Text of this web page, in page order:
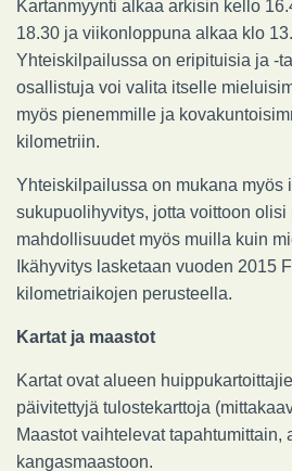
Kartanmyynti alkaa arkisin kello
18.30 ja viikonloppuna alkaa klo
Yhteiskilpailussa on eripituisia ja -
osallistuja voi valita itselle
myös pienemmille ja
kilometriin.
Yhteiskilpailussa on mukana myös
sukupuolihyvitys, jotta voittoon olisi
mahdollisuudet myös muilla kuin
Ikähyvitys lasketaan vuoden 2015
kilometriaikojen perusteella.
Kartat ja maastot
Kartat ovat alueen
päivitettyjä tulostekarttoja
Maastot vaihtelevat tapahtumittain,
kangasmaastoon.